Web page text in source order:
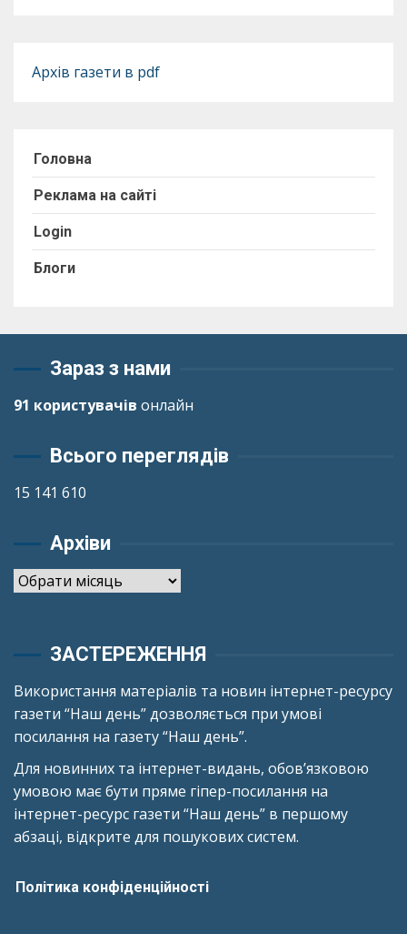
Архів газети в pdf
Головна
Реклама на сайті
Login
Блоги
Зараз з нами
91 користувачів онлайн
Всього переглядів
15 141 610
Архіви
Архіви
ЗАСТЕРЕЖЕННЯ
Використання матеріалів та новин інтернет-ресурсу
газети “Наш день” дозволяється при умові
посилання на газету “Наш день”.
Для новинних та інтернет-видань, обов’язковою
умовою має бути пряме гіпер-посилання на
інтернет-ресурс газети “Наш день” в першому
абзаці, відкрите для пошукових систем.
Політика конфіденційності